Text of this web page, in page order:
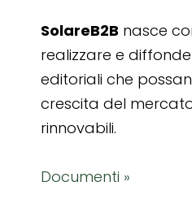
SolareB2B nasce
realizzare e
editoriali che
crescita del
rinnovabili.
Documenti »